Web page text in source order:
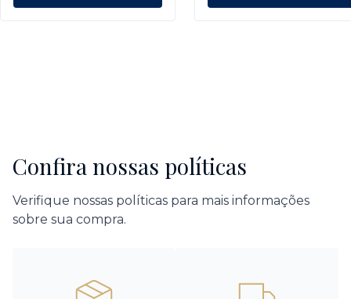
Confira nossas políticas
Verifique nossas políticas para mais informações
sobre sua compra.